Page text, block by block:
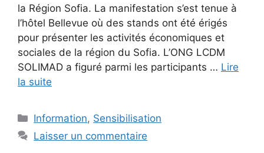
la Région Sofia. La manifestation s’est tenue à
l’hôtel Bellevue où des stands ont été érigés
pour présenter les activités économiques et
sociales de la région du Sofia. L’ONG LCDM
SOLIMAD a figuré parmi les participants … Lire
la suite
Catégories
Information, Sensibilisation
Laisser un commentaire